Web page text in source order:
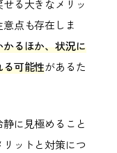
る大きなメリッ
点も存在しま
るほか、状況に
可能性があるた
に見極めること
ットと対策につ